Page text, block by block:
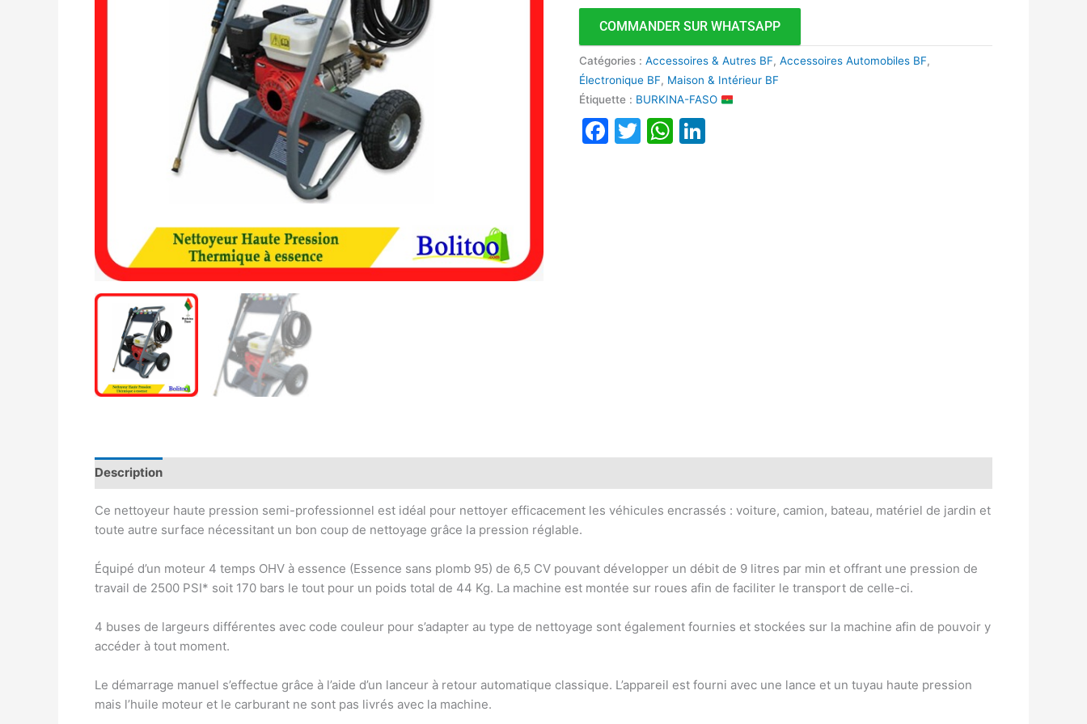
COMMANDER SUR WHATSAPP
Catégories :Accessoires & Autres BF,Accessoires Automobiles BF,
Électronique BF, Maison & Intérieur BF
Étiquette : BURKINA-FASO
Facebook
TwitterWhatsApp
Description
Ce nettoyeur haute pression semi-professionnel est idéal pour nettoyer efficacement les véhicules encrassés : voiture, camion, bateau, matériel de jardin et
toute autre surface nécessitant un bon coup de nettoyage grâce la pression réglable.
Équipé d’un moteur 4 temps OHV à essence (Essence sans plomb 95) de 6,5 CV pouvant développer un débit de 9 litres par min et offrant une pression de
travail de 2500 PSI* soit 170 bars le tout pour un poids total de 44 Kg. La machine est montée sur roues afin de faciliter le transport de celle-ci.
4 buses de largeurs différentes avec code couleur pour s’adapter au type de nettoyage sont également fournies et stockées sur la machine afin de pouvoir y
accéder à tout moment.
Le démarrage manuel s’effectue grâce à l’aide d’un lanceur à retour automatique classique. L’appareil est fourni avec une lance et un tuyau haute pression
mais l’huile moteur et le carburant ne sont pas livrés avec la machine.